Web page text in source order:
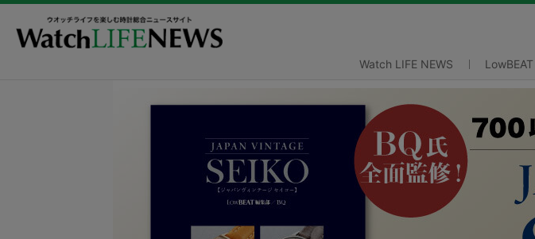
Watch LIFE NEWS